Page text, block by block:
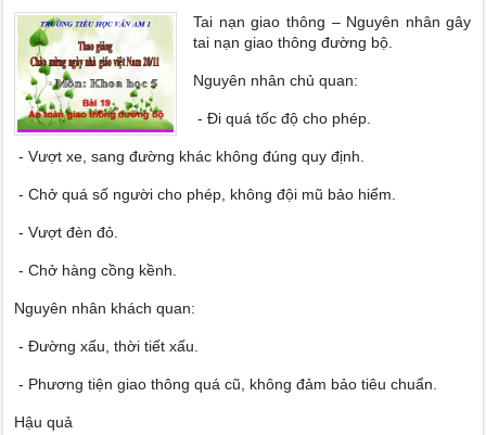
Tai nạn giao thông – Nguyên nhân gây
tai nạn giao thông đường bộ.
Nguyên nhân chủ quan:
- Đi quá tốc độ cho phép.
- Vượt xe, sang đường khác không đúng quy định.
- Chở quá số người cho phép, không đội mũ bảo hiểm.
- Vượt đèn đỏ.
- Chở hàng cồng kềnh.
Nguyên nhân khách quan:
- Đường xấu, thời tiết xấu.
- Phương tiện giao thông quá cũ, không đảm bảo tiêu chuẩn.
Hậu quả